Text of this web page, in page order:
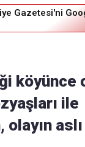
Gazetesi'ni
köyünce
ile